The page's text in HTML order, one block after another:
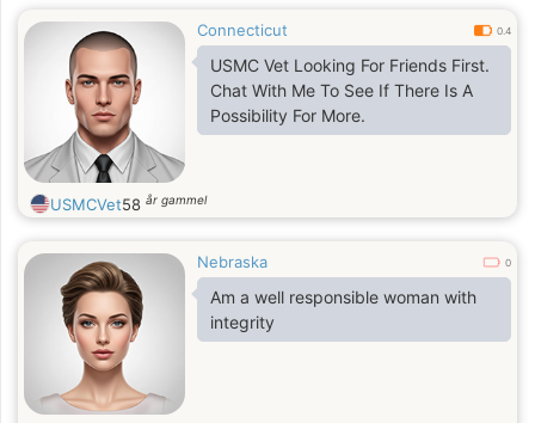
Connecticut 0.4
USMC Vet Looking For Friends First.
Chat With Me To See If There Is A
Possibility For More.
USMCVet58 år gammel
Nebraska 0
Am a well responsible woman with
integrity